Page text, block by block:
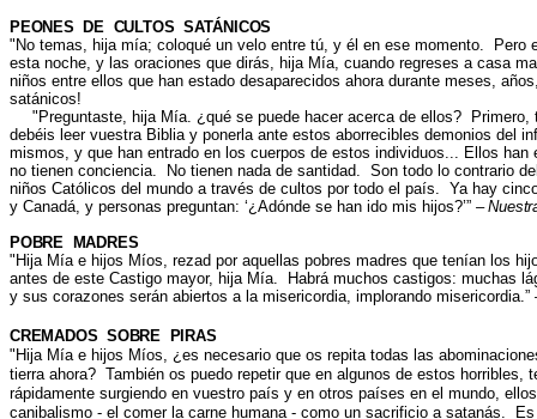
PEONES DE CULTOS SATÁNICOS
" No temas, hija mía; coloqué un velo entre tú, y él en ese momento. Pero
esta noche, y las oraciones que dirás, hija Mía, cuando regreses a casa
niños entre ellos que han estado desaparecidos ahora durante meses,
satánicos!
" Preguntaste, hija Mía. ¿qué se puede hacer acerca de ellos?
debéis leer vuestra Biblia y ponerla ante estos aborrecibles demonios del
mismos, y que han entrado en los cuerpos de estos individuos... Ellos
no tienen conciencia. No tienen nada de santidad. Son todo lo contrario
niños Católicos del mundo a través de cultos por todo el país. Ya hay
y Canadá, y personas preguntan: ‘¿Adónde se han ido mis hijos?’” –
POBRE MADRES
" Hija Mía e hijos Míos, rezad por aquellas pobres madres que tenían los
antes de este Castigo mayor, hija Mía. Habrá muchos castigos: muchas
y sus corazones serán abiertos a la misericordia, implorando misericordia.”
CREMADOS SOBRE PIRAS
" Hija Mía e hijos Míos, ¿es necesario que os repita todas las
tierra ahora? También os puedo repetir que en algunos de estos horribles,
rápidamente surgiendo en vuestro país y en otros países en el mundo,
canibalismo - el comer la carne humana - como un sacrificio a satanás.